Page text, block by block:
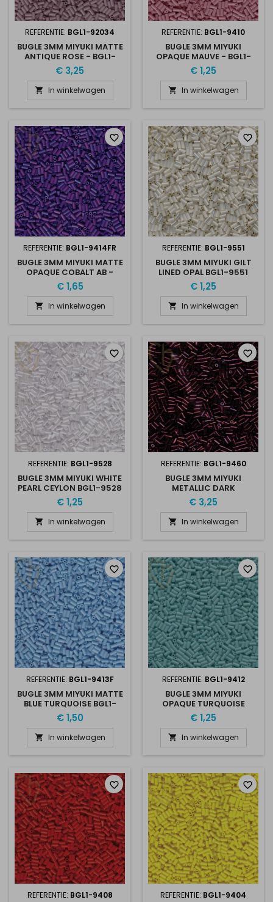
REFERENTIE: BGL1-92034
BUGLE 3MM MIYUKI MATTE
ANTIQUE ROSE - BGL1-
92034
€ 3,25
 In winkelwagen
REFERENTIE: BGL1-9410
BUGLE 3MM MIYUKI
OPAQUE MAUVE - BGL1-
9410
€ 1,25
 In winkelwagen
REFERENTIE: BGL1-9414FR
BUGLE 3MM MIYUKI MATTE
OPAQUE COBALT AB -
BGL1-9414FR
€ 1,65
 In winkelwagen
favorite_border
REFERENTIE: BGL1-9551
BUGLE 3MM MIYUKI GILT
LINED OPAL BGL1-9551
€ 1,25
 In winkelwagen
favorite_border
REFERENTIE: BGL1-9528
BUGLE 3MM MIYUKI WHITE
PEARL CEYLON BGL1-9528
€ 1,25
 In winkelwagen
favorite_border
REFERENTIE: BGL1-9460
BUGLE 3MM MIYUKI
METALLIC DARK
RASPBERRY BGL1-9460
€ 3,25
 In winkelwagen
favorite_border
REFERENTIE: BGL1-9413F
BUGLE 3MM MIYUKI MATTE
BLUE TURQUOISE BGL1-
9413F
€ 1,50
 In winkelwagen
favorite_border
REFERENTIE: BGL1-9412
BUGLE 3MM MIYUKI
OPAQUE TURQUOISE
GREEN BGL1-9412
€ 1,25
 In winkelwagen
favorite_border
REFERENTIE: BGL1-9408
favorite_border
REFERENTIE: BGL1-9404
favorite_border